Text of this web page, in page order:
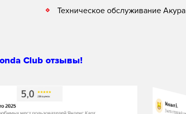
Техническое обслуживание Акура
Club отзывы!